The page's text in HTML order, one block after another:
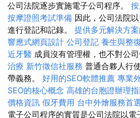
公司法院逐步實施電子公司程序。
按摩證照考試準備 因此，公司法院
進行登記和記錄。 提供多元解決方
響應式網頁設計 公司登記 養生與整
近牙醫 成員沒有管理權，也不對公司
治療 新竹徵信社服務 普通合夥人行
帶義務。 好用的SEO軟體推薦 專業
SEO的核心概念 高雄的台胞證辦理
價格資訊 假牙費用 台中外燴服務首
電子公司程序的實質是公司法院以